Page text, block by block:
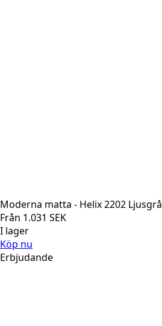
Moderna matta - Helix 2202 Ljusgrå
Från 1.031 SEK
I lager
Köp nu
Erbjudande